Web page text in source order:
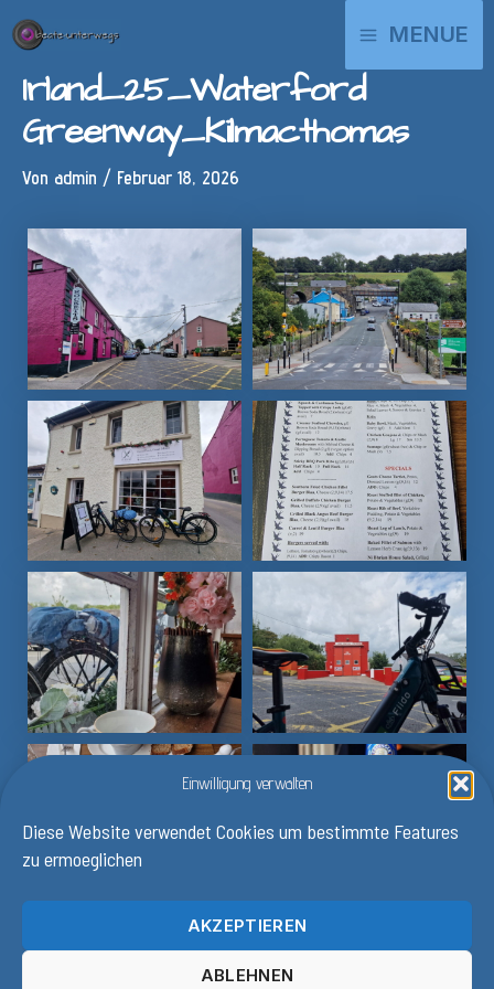
Einwilligung verwalten
Diese Website verwendet Cookies um bestimmte Features
zu ermoeglichen
AKZEPTIEREN
ABLEHNEN
Inhalt
MAIN
MENU
MENUE
Irland_25_Waterford
Greenway_Kilmacthomas
Von admin / Februar 18, 2026